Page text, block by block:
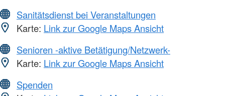
Sanitätsdienst bei Veranstaltungen
Karte: Link zur Google Maps Ansicht
Senioren -aktive Betätigung/Netzwerk-
Karte: Link zur Google Maps Ansicht
Spenden